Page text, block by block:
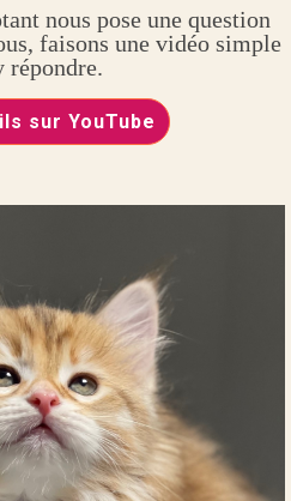
nous pose une question
faisons une vidéo simple
répondre.
sur YouTube